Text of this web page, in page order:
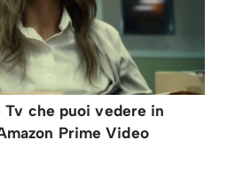
che puoi vedere in
Prime Video